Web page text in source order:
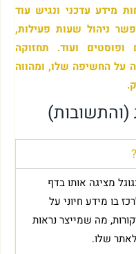
מידע עדכני ונגיש עוד
ניהול שעות פעילות,
ופוסטים ועוד. תחזוקה
על החשיפה שלו, ומהווה
מציגה אותו בדף
בו מידע חיוני על
מה שמייצר נראות
שלו.